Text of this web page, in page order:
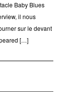
Baby Blues
il nous
sur le devant
[…]